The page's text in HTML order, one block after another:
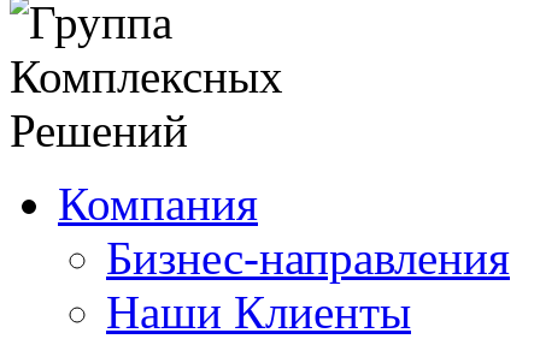
Компания
Бизнес-направления
Наши Клиенты